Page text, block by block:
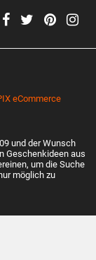
eCommerce
und der Wunsch
Geschenkideen aus
um die Suche
möglich zu